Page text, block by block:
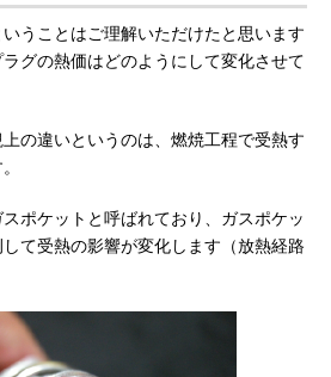
うことはご理解いただけたと思います
グの熱価はどのようにして変化させて
の違いというのは、燃焼工程で受熱す
ポケットと呼ばれており、ガスポケッ
て受熱の影響が変化します（放熱経路